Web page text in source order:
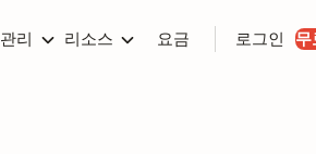
관리 리소스 요금 로그인 무